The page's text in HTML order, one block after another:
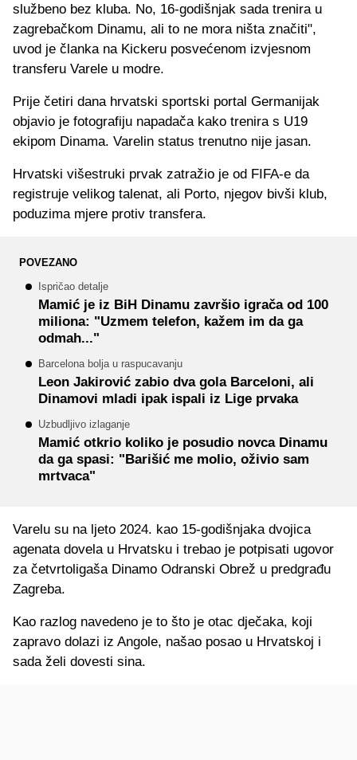
službeno bez kluba. No, 16-godišnjak sada trenira u
zagrebačkom Dinamu, ali to ne mora ništa značiti",
uvod je članka na Kickeru posvećenom izvjesnom
transferu Varele u modre.
Prije četiri dana hrvatski sportski portal Germanijak
objavio je fotografiju napadača kako trenira s U19
ekipom Dinama. Varelin status trenutno nije jasan.
Hrvatski višestruki prvak zatražio je od FIFA-e da
registruje velikog talenat, ali Porto, njegov bivši klub,
poduzima mjere protiv transfera.
POVEZANO
Ispričao detalje
Mamić je iz BiH Dinamu završio igrača od 100
miliona: "Uzmem telefon, kažem im da ga
odmah..."
Barcelona bolja u raspucavanju
Leon Jakirović zabio dva gola Barceloni, ali
Dinamovi mladi ipak ispali iz Lige prvaka
Uzbudljivo izlaganje
Mamić otkrio koliko je posudio novca Dinamu
da ga spasi: "Barišić me molio, oživio sam
mrtvaca"
Varelu su na ljeto 2024. kao 15-godišnjaka dvojica
agenata dovela u Hrvatsku i trebao je potpisati ugovor
za četvrtoligaša Dinamo Odranski Obrež u predgrađu
Zagreba.
Kao razlog navedeno je to što je otac dječaka, koji
zapravo dolazi iz Angole, našao posao u Hrvatskoj i
sada želi dovesti sina.